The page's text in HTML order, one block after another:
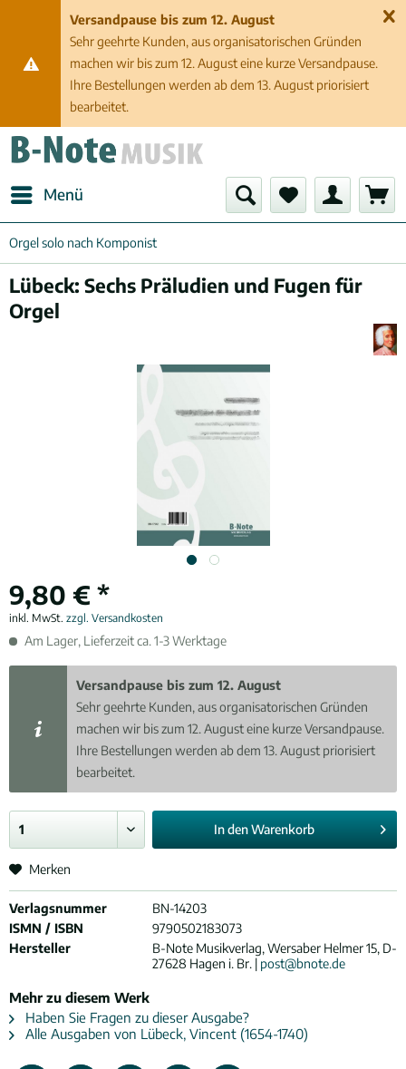
Versandpause bis zum 12. August
Sehr geehrte Kunden, aus organisatorischen Gründen
machen wir bis zum 12. August eine kurze Versandpause.
Ihre Bestellungen werden ab dem 13. August priorisiert
bearbeitet.
Menü
Orgel solo nach Komponist
Lübeck: Sechs Präludien und Fugen für
Orgel
9,80 € *
inkl. MwSt. zzgl. Versandkosten
Am Lager, Lieferzeit ca. 1-3 Werktage
Versandpause bis zum 12. August
Sehr geehrte Kunden, aus organisatorischen Gründen
machen wir bis zum 12. August eine kurze Versandpause.
Ihre Bestellungen werden ab dem 13. August priorisiert
bearbeitet.
In denWarenkorb
Merken
Verlagsnummer
BN-14203
ISMN / ISBN
9790502183073
Hersteller
B-Note Musikverlag, Wersaber Helmer 15, D-
27628 Hagen i. Br. | post@bnote.de
Mehr zu diesem Werk
Haben Sie Fragen zu dieser Ausgabe?
Alle Ausgaben von Lübeck, Vincent (1654-1740)